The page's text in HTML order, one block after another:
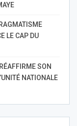
LE CAP DU
SON
NATIONALE